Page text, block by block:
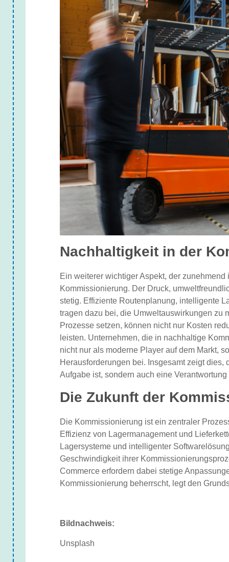
Nachhaltigkeit in der
Ein weiterer wichtiger Aspekt, der
Kommissionierung. Der Druck,
stetig. Effiziente Routenplanung, intelligente
tragen dazu bei, die Umweltauswirkungen zu
Prozesse setzen, können nicht nur Kosten
leisten. Unternehmen, die in nachhaltige
nicht nur als moderne Player auf dem Markt,
Herausforderungen bei. Insgesamt zeigt
Aufgabe ist, sondern auch eine
Die Zukunft der
Die Kommissionierung ist ein zentraler
Effizienz von Lagermanagement und
Lagersysteme und intelligenter
Geschwindigkeit ihrer
Commerce erfordern dabei stetige
Kommissionierung beherrscht, legt den
Bildnachweis:
Unsplash